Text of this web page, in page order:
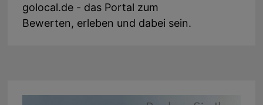
golocal.de - das Portal zum
Bewerten, erleben und dabei sein.